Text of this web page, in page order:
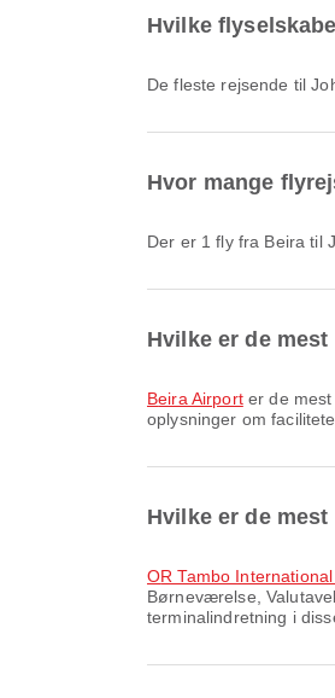
Hvilke
De fleste rejsende til
Hvor mange
Der er 1 fly fra Beira til
Hvilke er de
Beira Airporter de mest
oplysninger om
Hvilke er de
OR Tambo
Børneværelse,
terminalindretning i